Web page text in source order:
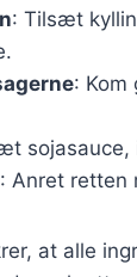
: Tilsæt
: Kom
: Anret retten
at alle